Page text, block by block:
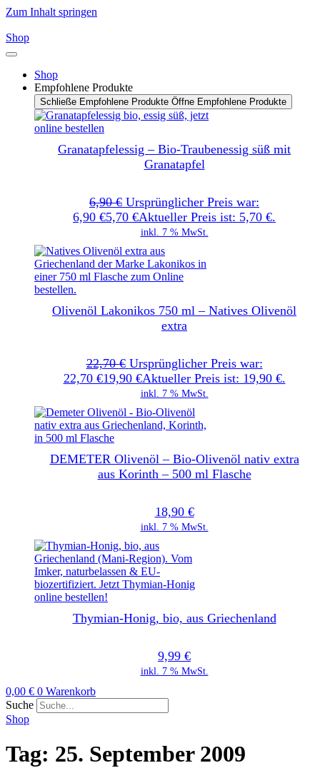
Zum Inhalt springen
Shop
Shop
Empfohlene Produkte
Schließe Empfohlene Produkte Öffne Empfohlene Produkte
Granatapfelessig – Bio-Traubenessig süß mit
Granatapfel
6,90€ Ursprünglicher Preis war:
6,90 €5,70 €Aktueller Preis ist: 5,70 €.
inkl. 7 % MwSt.
Olivenöl Lakonikos 750 ml – Natives Olivenöl
extra
22,70€ Ursprünglicher Preis war:
22,70 €19,90 €Aktueller Preis ist: 19,90 €.
inkl. 7 % MwSt.
DEMETER Olivenöl – Bio-Olivenöl nativ extra
aus Korinth – 500 ml Flasche
18,90 €
inkl. 7 % MwSt.
Thymian-Honig, bio, aus Griechenland
9,99 €
inkl. 7 % MwSt.
0,00 € 0 Warenkorb
Suche
Shop
Tag: 25. September 2009